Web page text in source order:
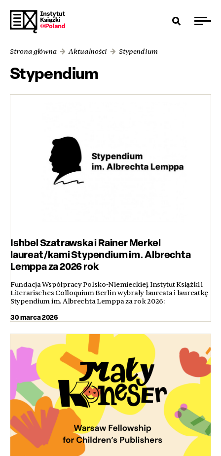
Strona główna Aktualności Stypendium
Stypendium
Ishbel Szatrawska i Rainer Merkel
laureat/kami Stypendium im. Albrechta
Lemppa za 2026 rok
Fundacja Współpracy Polsko-Niemieckiej, Instytut Książki i
Literarisches Colloquium Berlin wybrały laureata i laureatkę
Stypendium im. Albrechta Lemppa za rok 2026:
30 marca 2026